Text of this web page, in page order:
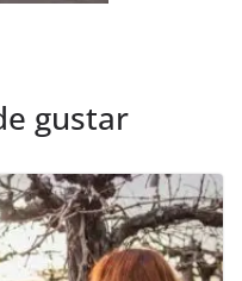
gustar